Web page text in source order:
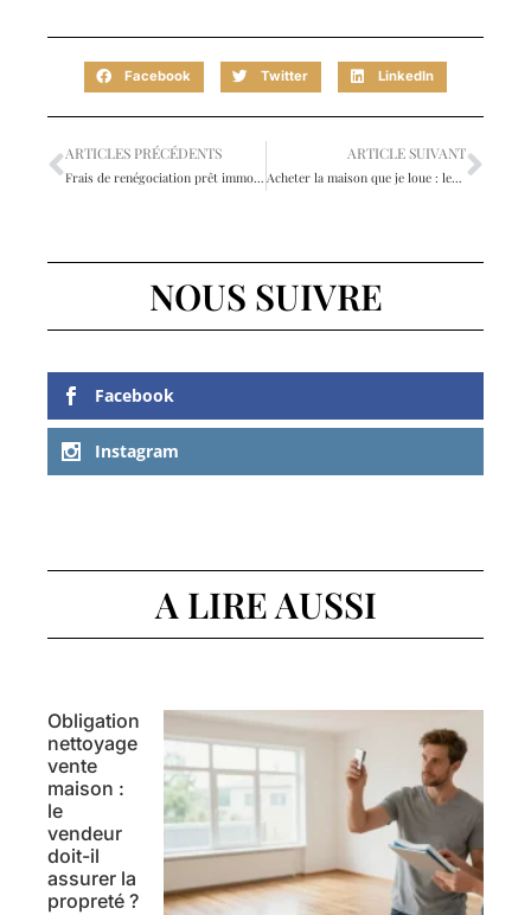
Facebook Twitter LinkedIn
ARTICLES PRÉCÉDENTS ARTICLE SUIVANT
Acheter la maison que je loue : les étapes pour devenir propriétaire
NOUS SUIVRE
Facebook
Instagram
A LIRE AUSSI
Obligation
nettoyage
vente
maison :
le
vendeur
doit-il
assurer la
propreté ?